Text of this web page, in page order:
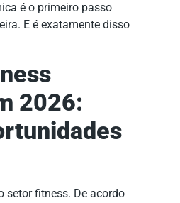
é o primeiro passo
E é exatamente disso
2026:
setor fitness. De acordo